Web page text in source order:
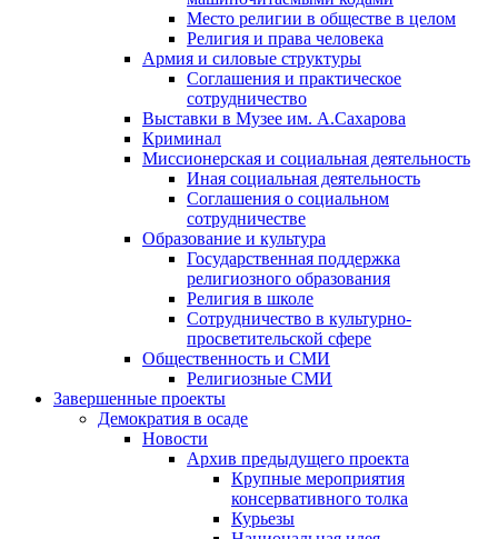
Место религии в обществе в целом
Религия и права человека
Армия и силовые структуры
Соглашения и практическое
сотрудничество
Выставки в Музее им. А.Сахарова
Криминал
Миссионерская и социальная деятельность
Иная социальная деятельность
Соглашения о социальном
сотрудничестве
Образование и культура
Государственная поддержка
религиозного образования
Религия в школе
Сотрудничество в культурно-
просветительской сфере
Общественность и СМИ
Религиозные СМИ
Завершенные проекты
Демократия в осаде
Новости
Архив предыдущего проекта
Крупные мероприятия
консервативного толка
Курьезы